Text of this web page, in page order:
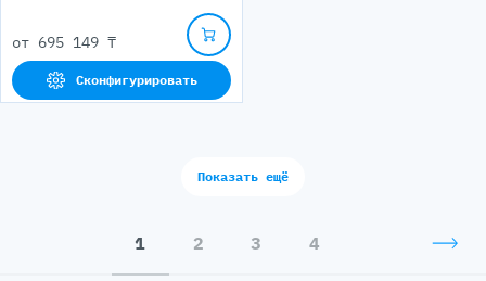
от 695 149 ₸
Сконфигурировать
Показать ещё
1 2 3 4